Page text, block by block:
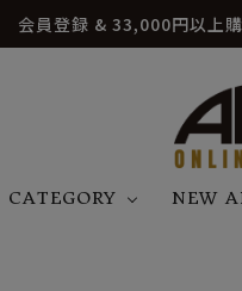
会員登録 & 33,000円以上購
CATEGORY NEW